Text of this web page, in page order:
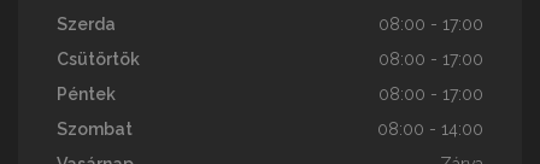
Szerda
08:00 - 17:00
Csütörtök
08:00 - 17:00
Péntek
08:00 - 17:00
Szombat
08:00 - 14:00